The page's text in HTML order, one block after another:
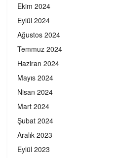
Ekim 2024
Eylül 2024
Ağustos 2024
Temmuz 2024
Haziran 2024
Mayıs 2024
Nisan 2024
Mart 2024
Şubat 2024
Aralık 2023
Eylül 2023